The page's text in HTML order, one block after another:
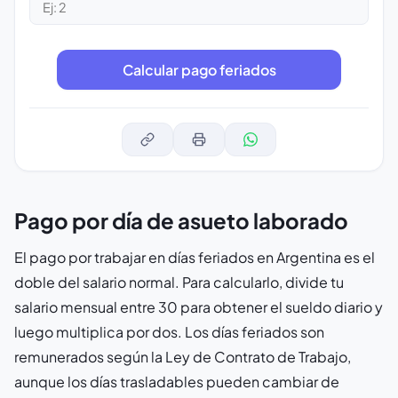
Calcular pago feriados
Pago por día de asueto laborado
El pago por trabajar en días feriados en Argentina es el
doble del salario normal. Para calcularlo, divide tu
salario mensual entre 30 para obtener el sueldo diario y
luego multiplica por dos. Los días feriados son
remunerados según la Ley de Contrato de Trabajo,
aunque los días trasladables pueden cambiar de